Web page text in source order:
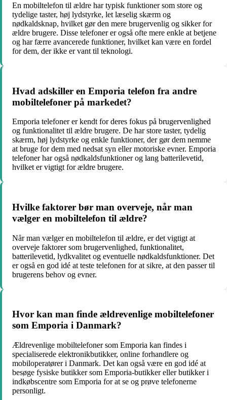
En mobiltelefon til ældre har typisk funktioner som store og
tydelige taster, høj lydstyrke, let læselig skærm og
nødkaldsknap, hvilket gør den mere brugervenlig og sikker for
ældre brugere. Disse telefoner er også ofte mere enkle at betjene
og har færre avancerede funktioner, hvilket kan være en fordel
for dem, der ikke er vant til teknologi.
Hvad adskiller en Emporia telefon fra andre
mobiltelefoner på markedet?
Emporia telefoner er kendt for deres fokus på brugervenlighed
og funktionalitet til ældre brugere. De har store taster, tydelig
skærm, høj lydstyrke og enkle funktioner, der gør dem nemme
at bruge for dem med nedsat syn eller motoriske evner. Emporia
telefoner har også nødkaldsfunktioner og lang batterilevetid,
hvilket er vigtigt for ældre brugere.
Hvilke faktorer bør man overveje, når man
vælger en mobiltelefon til ældre?
Når man vælger en mobiltelefon til ældre, er det vigtigt at
overveje faktorer som brugervenlighed, funktionalitet,
batterilevetid, lydkvalitet og eventuelle nødkaldsfunktioner. Det
er også en god idé at teste telefonen for at sikre, at den passer til
brugerens behov og evner.
Hvor kan man finde ældrevenlige mobiltelefoner
som Emporia i Danmark?
Ældrevenlige mobiltelefoner som Emporia kan findes i
specialiserede elektronikbutikker, online forhandlere og
mobiloperatører i Danmark. Det kan også være en god idé at
besøge fysiske butikker som Emporia-butikker eller butikker i
indkøbscentre som Emporia for at se og prøve telefonerne
personligt.